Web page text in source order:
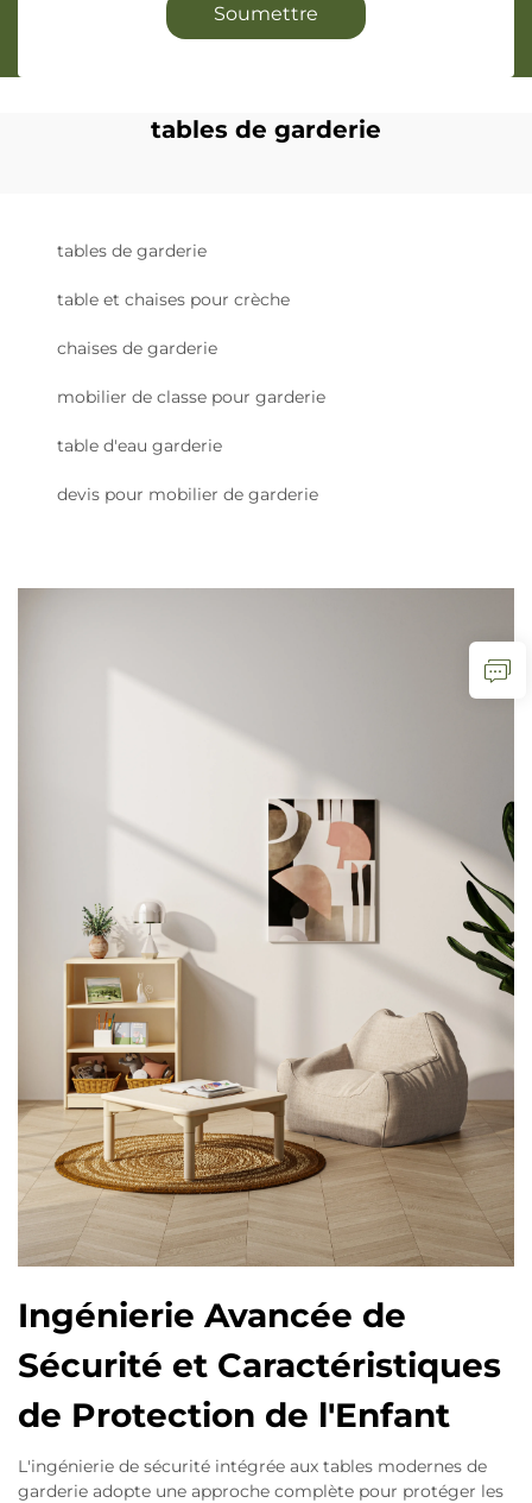
Soumettre
tables de garderie
tables de garderie
table et chaises pour crèche
chaises de garderie
mobilier de classe pour garderie
table d'eau garderie
devis pour mobilier de garderie
Ingénierie Avancée de
Sécurité et Caractéristiques
de Protection de l'Enfant
L'ingénierie de sécurité intégrée aux tables modernes de
garderie adopte une approche complète pour protéger les